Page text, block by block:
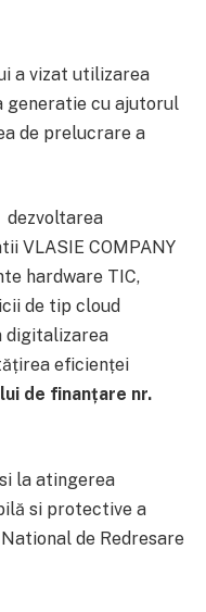
a vizat utilizarea
generatie cu ajutorul
de prelucrare a
VLASIE COMPANY
hardware TIC,
de tip cloud
digitalizarea
eficienței
de finanțare nr.
la atingerea
si protective a
de Redresare